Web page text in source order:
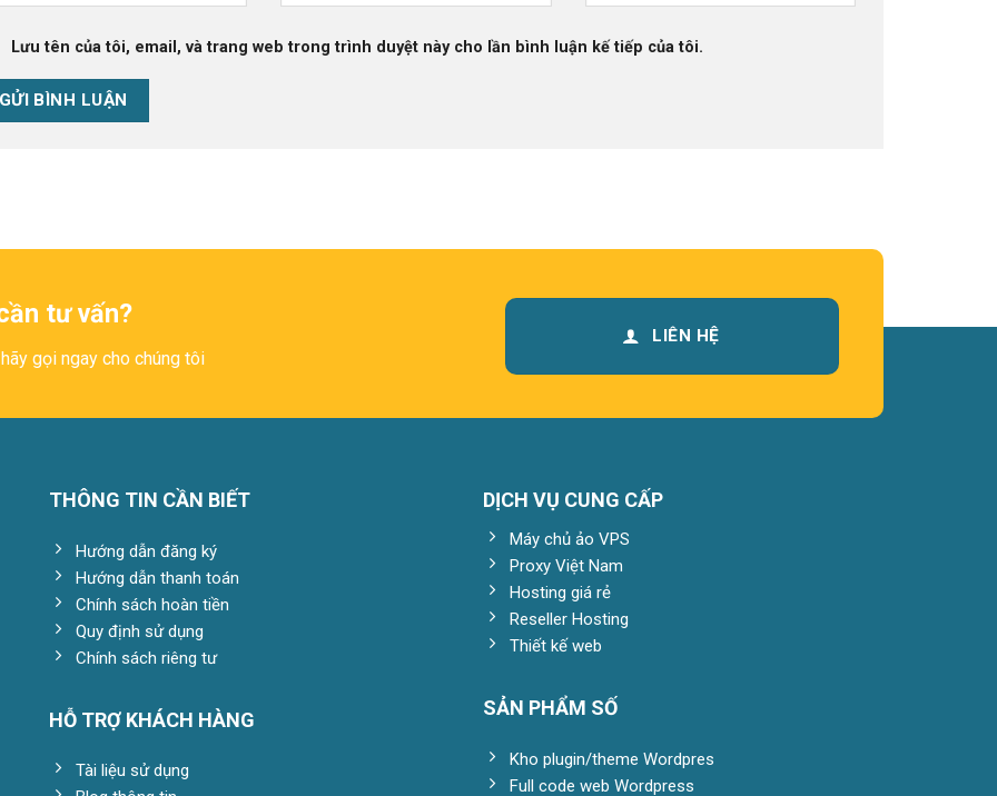
Lưu tên của tôi, email, và trang web trong trình duyệt này cho lần bình luận kế tiếp của tôi.
tư vấn?
gọi ngay cho chúng tôi
LIÊN HỆ
THÔNG TIN CẦN BIẾT
Hướng dẫn đăng ký
Hướng dẫn thanh toán
Chính sách hoàn tiền
Quy định sử dụng
Chính sách riêng tư
HỖ TRỢ KHÁCH HÀNG
Tài liệu sử dụng
DỊCH VỤ CUNG CẤP
Máy chủ ảo VPS
Proxy Việt Nam
Hosting giá rẻ
Reseller Hosting
Thiết kế web
SẢN PHẨM SỐ
Kho plugin/theme Wordpres
Full code web Wordpress